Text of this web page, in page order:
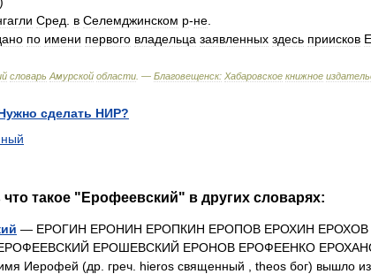
Сред в Селемджинском р-не
по имени первого владельца заявленных здесь приисков
словарь Амурской области . — Благовещенск: Хабаровское книжное
сделать НИР?
такое "Ерофеевский" в других словарях:
— ЕРОГИН ЕРОНИН ЕРОПКИН ЕРОПОВ ЕРОХИН
ЕРОШЕВСКИЙ ЕРОНОВ ЕРОФЕЕНКО
Иерофей (др. греч. hieros священный , theos бог) вышло